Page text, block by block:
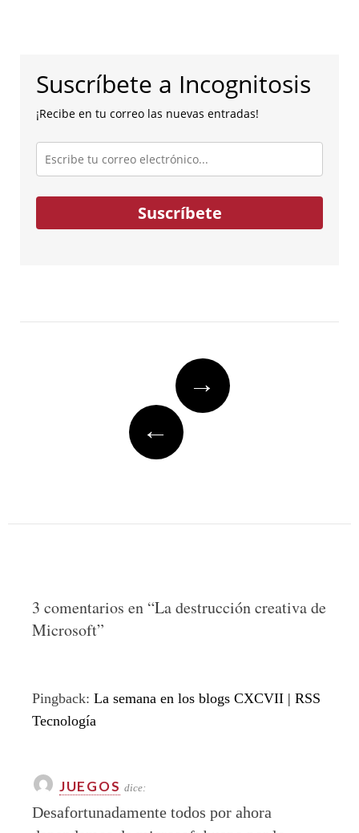
Suscríbete a Incognitosis
¡Recibe en tu correo las nuevas entradas!
Escribe
tu
correo
electrónico...
Suscríbete
→
←
3 comentarios en “La destrucción creativa de
Microsoft”
Pingback: La semana en los blogs CXCVII | RSS
Tecnología
JUEGOS dice:
Desafortunadamente todos por ahora